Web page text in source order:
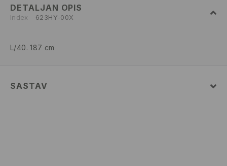
DETALJAN OPIS
Index 623HY-00X
L/40. 187 cm
SASTAV